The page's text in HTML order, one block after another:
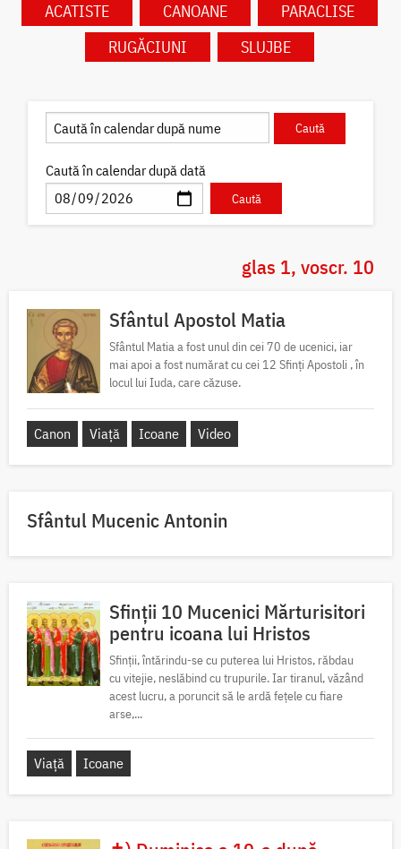
ACATISTE CANOANE
PARACLISE
RUGĂCIUNI
SLUJBE
Caută în calendar după dată
glas 1, voscr. 10
Sfântul Apostol Matia
Sfântul Matia a fost unul din cei 70 de ucenici, iar
mai apoi a fost numărat cu cei 12 Sfinți Apostoli , în
locul lui Iuda, care căzuse.
Canon Viață Icoane Video
Sfântul Mucenic Antonin
Sfinții 10 Mucenici Mărturisitori
pentru icoana lui Hristos
Sfinții, întărindu-se cu puterea lui Hristos, răbdau
cu vitejie, neslăbind cu trupurile. Iar tiranul, văzând
acest lucru, a poruncit să le ardă fețele cu fiare
arse,...
Viață Icoane